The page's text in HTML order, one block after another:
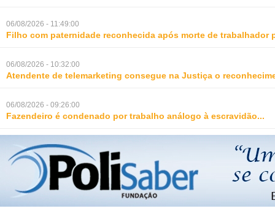
06/08/2026 - 11:49:00
Filho com paternidade reconhecida após morte de trabalhador
06/08/2026 - 10:32:00
Atendente de telemarketing consegue na Justiça o
06/08/2026 - 09:26:00
Fazendeiro é condenado por trabalho análogo à escravidão...